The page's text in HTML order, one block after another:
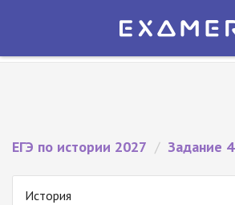
Экзамер — ЕГЭ 2027
ЕГЭ по истории 2027 / Задание 4
История